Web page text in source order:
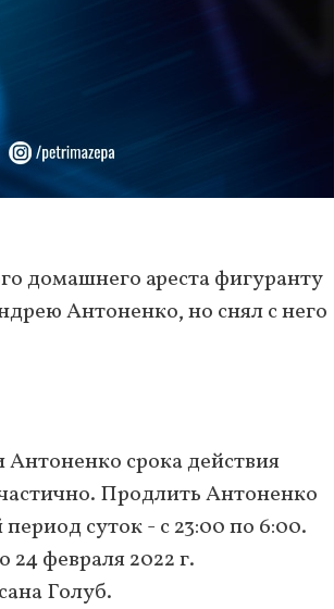
домашнего ареста фигуранту
Антоненко, но снял с него
срока действия
Продлить Антоненко
суток - с 23:00 по 6:00.
24 февраля 2022 г.
Голуб.